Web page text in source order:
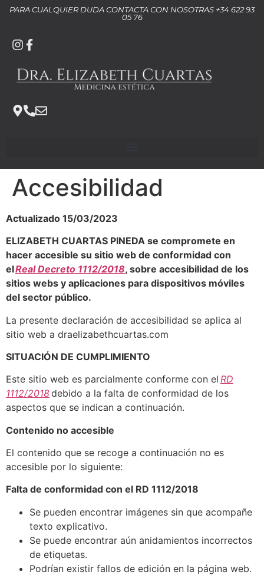
contenido
PARA CUALQUIER DUDA CONTACTA CON NOSOTRAS +34 622 93
05 76
Accesibilidad
Actualizado 15/03/2023
ELIZABETH CUARTAS PINEDA se compromete en
hacer accesible su sitio web de conformidad con
elReal Decreto 1112/2018, sobre accesibilidad de los
sitios webs y aplicaciones para dispositivos móviles
del sector público.
La presente declaración de accesibilidad se aplica al
sitio web a draelizabethcuartas.com
SITUACIÓN DE CUMPLIMIENTO
Este sitio web es parcialmente conforme con el RD
1112/2018 debido a la falta de conformidad de los
aspectos que se indican a continuación.
Contenido no accesible
El contenido que se recoge a continuación no es
accesible por lo siguiente:
Falta de conformidad con el RD 1112/2018
Se pueden encontrar imágenes sin que acompañe
texto explicativo.
Se puede encontrar aún anidamientos incorrectos
de etiquetas.
Podrían existir fallos de edición en la página web.